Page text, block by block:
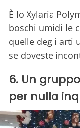
È lo Xylaria
boschi umidi le
quelle degli arti
se doveste
6. Un
per nulla